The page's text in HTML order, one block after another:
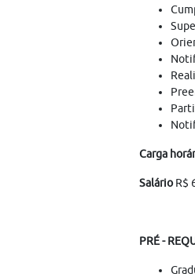
Carga
SalárioR$
PRÉ -